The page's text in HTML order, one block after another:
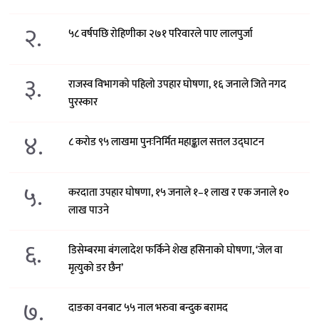
२. ५८ वर्षपछि रोहिणीका २७१ परिवारले पाए लालपुर्जा
३.
राजस्व विभागको पहिलो उपहार घोषणा, १६ जनाले जिते नगद
पुरस्कार
४. ८ करोड ९५ लाखमा पुनःनिर्मित महाङ्काल सत्तल उद्घाटन
५.
करदाता उपहार घोषणा, १५ जनाले १–१ लाख र एक जनाले १०
लाख पाउने
६.
डिसेम्बरमा बंगलादेश फर्किने शेख हसिनाको घोषणा, ‘जेल वा
मृत्युको डर छैन’
दाङका वनबाट ५५ नाल भरुवा बन्दुक बरामद